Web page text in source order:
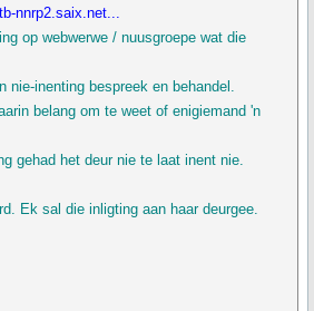
nnrp2.saix.net...
op webwerwe / nuusgroepe wat die
nie-inenting bespreek en behandel.
belang om te weet of enigiemand 'n
gehad het deur nie te laat inent nie.
Ek sal die inligting aan haar deurgee.